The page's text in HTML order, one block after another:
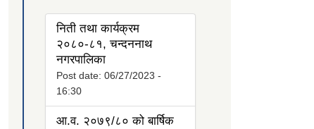
निती तथा कार्यक्रम
२०८०-८१, चन्दननाथ
नगरपालिका
Post date: 06/27/2023 -
16:30
आ.व. २०७९/८० को बार्षिक